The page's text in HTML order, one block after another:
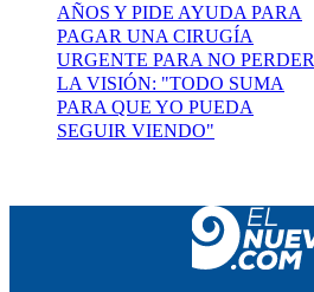
AÑOS Y PIDE AYUDA PARA
PAGAR UNA CIRUGÍA
URGENTE PARA NO PERDER
LA VISIÓN: "TODO SUMA
PARA QUE YO PUEDA
SEGUIR VIENDO"